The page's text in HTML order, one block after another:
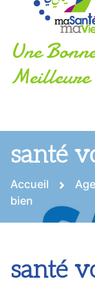
Une
Meilleure
santé
Accueil
bien
santé